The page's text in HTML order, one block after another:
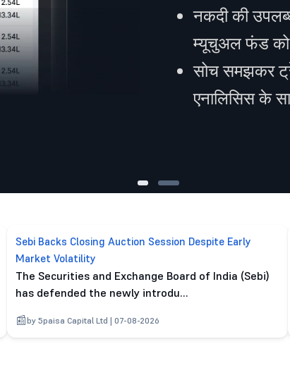
नकदी की
म्यूचुअल फंड को
सोच समझकर
एनालिसिस के
Sebi Backs Closing Auction Session Despite Early
Market Volatility
The Securities and Exchange Board of India (Sebi)
has defended the newly introdu...
by 5paisa Capital Ltd | 07-08-2026